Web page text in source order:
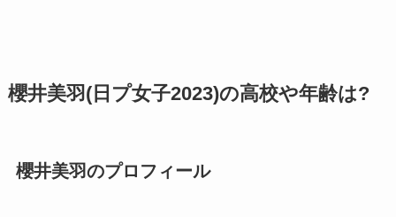
櫻井美羽(日プ女子2023)の高校や年齢は?
櫻井美羽のプロフィール